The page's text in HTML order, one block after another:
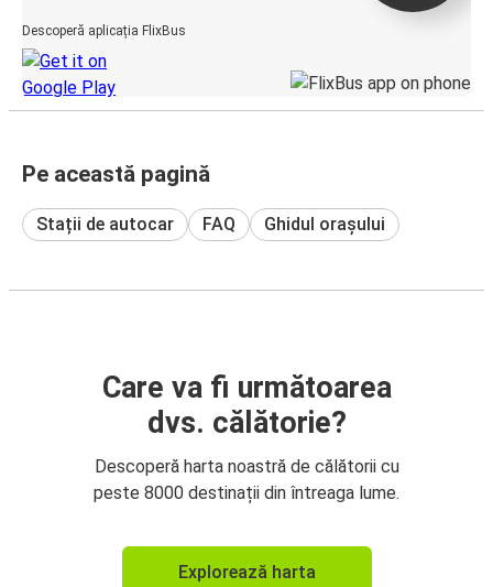
Descoperă aplicația FlixBus
Pe această pagină
Stații de autocar FAQ Ghidul orașului
Care va fi următoarea
dvs. călătorie?
Descoperă harta noastră de călătorii cu
peste 8000 destinații din întreaga lume.
Explorează harta